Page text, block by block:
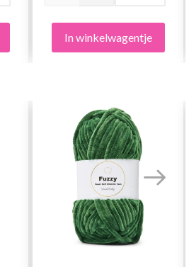
In winkelwagentje